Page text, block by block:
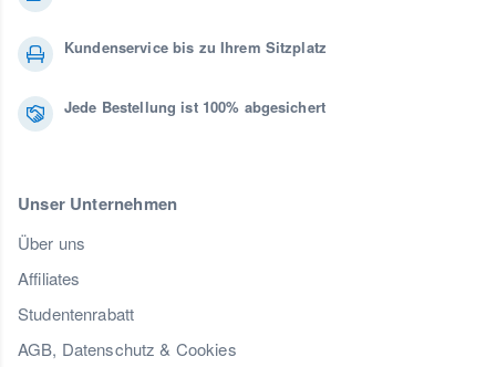
Kundenservice bis zu Ihrem Sitzplatz
Jede Bestellung ist 100% abgesichert
Unser Unternehmen
Über uns
Affiliates
Studentenrabatt
AGB, Datenschutz & Cookies